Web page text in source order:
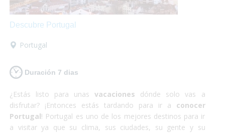
Descubre Portugal
Portugal
Duración 7 dias
¿Estás listo para unasvacaciones dónde solo vas a
disfrutar? ¡Entonces estás tardando para ir a conocer
Portugal! Portugal es uno de los mejores destinos para ir
a visitar ya que su clima, sus ciudades, su gente y su